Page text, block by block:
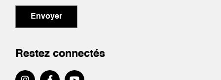
Envoyer
Restez connectés